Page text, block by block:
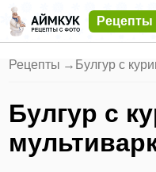
Рецепты
Рецепты → Булгур с
Булгур с